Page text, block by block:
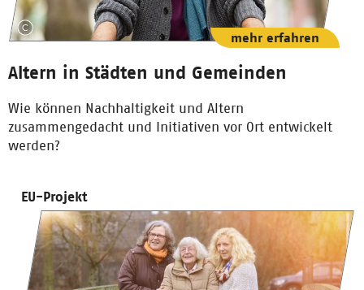
Altern in Städten und Gemeinden
Wie können Nachhaltigkeit und Altern
zusammengedacht und Initiativen vor Ort entwickelt
werden?
mehr erfahren
EU-Projekt